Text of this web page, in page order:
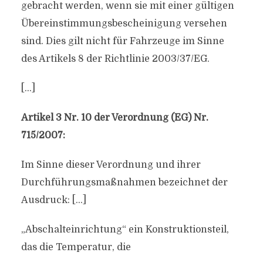
gebracht werden, wenn sie mit einer gültigen
Übereinstimmungsbescheinigung versehen
sind. Dies gilt nicht für Fahrzeuge im Sinne
des Artikels 8 der Richtlinie 2003/37/EG.
[…]
Artikel 3 Nr. 10 der Verordnung (EG) Nr.
715/2007:
Im Sinne dieser Verordnung und ihrer
Durchführungsmaßnahmen bezeichnet der
Ausdruck: […]
„Abschalteinrichtung“ ein Konstruktionsteil,
das die Temperatur, die